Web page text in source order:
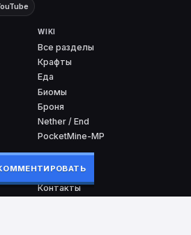
WIKI
Все разделы
Крафты
Еда
Биомы
Броня
Nether / End
PocketMine-MP
ПРОЕКТ
О проекте
Контакты